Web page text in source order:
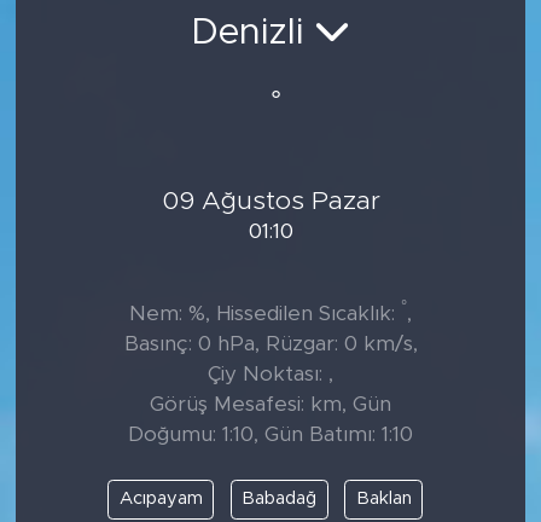
Denizli
°
09 Ağustos Pazar
01:10
Nem: %, Hissedilen Sıcaklık: °,
Basınç: 0 hPa, Rüzgar: 0 km/s,
Çiy Noktası: ,
Görüş Mesafesi: km, Gün
Doğumu: 1:10, Gün Batımı: 1:10
Acıpayam Babadağ Baklan